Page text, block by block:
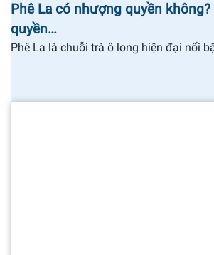
Phê La có nhượng quyền
quyền…
Phê La là chuỗi trà ô long hiện đại nổi